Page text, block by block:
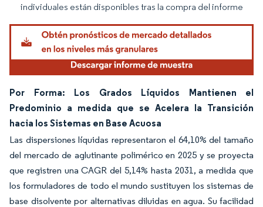
individuales están disponibles tras la compra del informe
Por Forma: Los Grados Líquidos Mantienen el
Predominio a medida que se Acelera la Transición
hacia los Sistemas en Base Acuosa
Las dispersiones líquidas representaron el 64,10% del tamaño
del mercado de aglutinante polimérico en 2025 y se proyecta
que registren una CAGR del 5,14% hasta 2031, a medida que
los formuladores de todo el mundo sustituyen los sistemas de
base disolvente por alternativas diluidas en agua. Su facilidad